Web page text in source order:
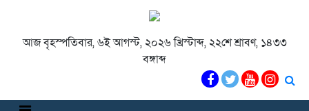
আজ বৃহস্পতিবার, ৬ই আগস্ট, ২০২৬ খ্রিস্টাব্দ, ২২শে শ্রাবণ, ১৪৩৩
বঙ্গাব্দ